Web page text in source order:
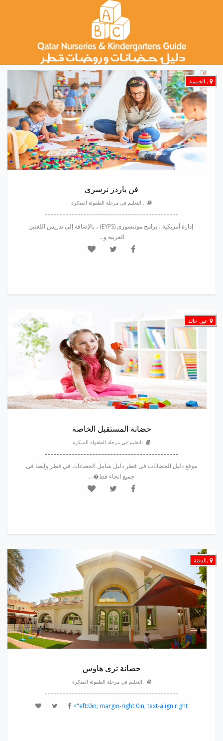
, الخيسة
فن ياردز نرسرى
, التعليم في مرحلة الطفولة المبكرة
---------------------------------------------
إدارة أمريكية ، برامج مونتسورى (EYFS) ، بالإضافة إلى تدريس اللغتين
العربية و...
عين خالد
حضانة المستقبل الخاصة
التعليم في مرحلة الطفولة المبكرة
---------------------------------------------
موقع دليل الحضانات فى قطر دليل شامل الحضانات في قطر وايضا فى
جميع انحاء قط�...
,الدفنة
حضانة ترى هاوس
,التعليم في مرحلة الطفولة المبكرة
---------------------------------------------
eft:0in; margin-right:0in; text-align:right">